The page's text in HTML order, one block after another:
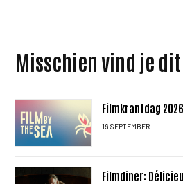
Misschien vind je
Filmkrantdag 2026
19 SEPTEMBER
Filmdiner: